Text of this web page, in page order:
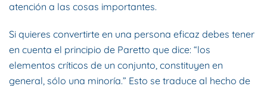
atención a las cosas importantes.
Si quieres convertirte en una persona eficaz debes tener
en cuenta el principio de Paretto que dice: “los
elementos críticos de un conjunto, constituyen en
general, sólo una minoría.” Esto se traduce al hecho de